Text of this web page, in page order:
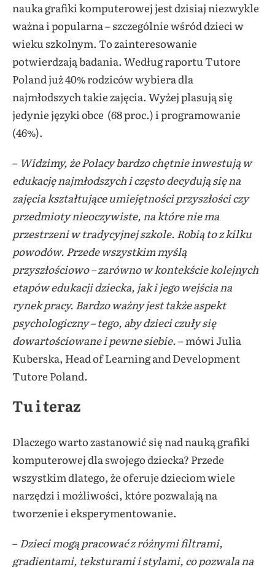
nauka grafiki komputerowej jest dzisiaj niezwykle
ważna i popularna – szczególnie wśród dzieci w
wieku szkolnym. To zainteresowanie
potwierdzają badania. Według raportu Tutore
Poland już 40% rodziców wybiera dla
najmłodszych takie zajęcia. Wyżej plasują się
jedynie języki obce (68 proc.) i programowanie
(46%).
– Widzimy, że Polacy bardzo chętnie inwestują w
edukację najmłodszych i często decydują się na
zajęcia kształtujące umiejętności przyszłości czy
przedmioty nieoczywiste, na które nie ma
przestrzeni w tradycyjnej szkole. Robią to z kilku
powodów. Przede wszystkim myślą
przyszłościowo – zarówno w kontekście kolejnych
etapów edukacji dziecka, jak i jego wejścia na
rynek pracy. Bardzo ważny jest także aspekt
psychologiczny – tego, aby dzieci czuły się
dowartościowane i pewne siebie.– mówi Julia
Kuberska, Head of Learning and Development
Tutore Poland.
Tu i teraz
Dlaczego warto zastanowić się nad nauką grafiki
komputerowej dla swojego dziecka? Przede
wszystkim dlatego, że oferuje dzieciom wiele
narzędzi i możliwości, które pozwalają na
tworzenie i eksperymentowanie.
–Dzieci mogą pracować z różnymi filtrami,
gradientami, teksturami i stylami, co pozwala na